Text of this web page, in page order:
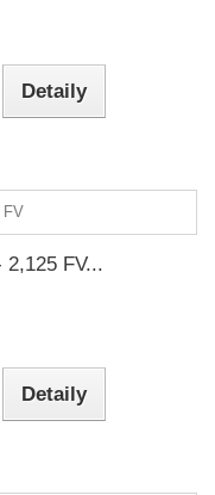
Detaily
FV...
Detaily